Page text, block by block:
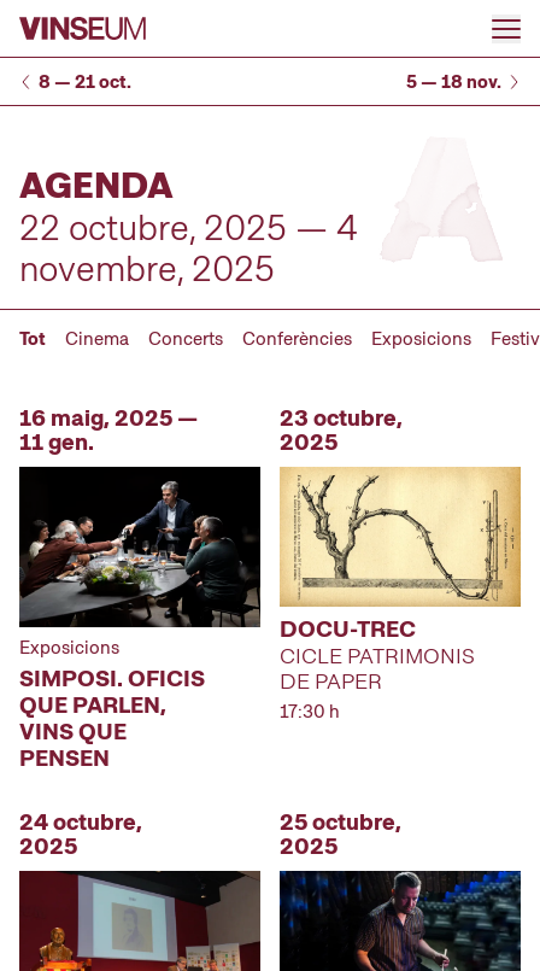
Anar al contingut
8 — 21 oct. 5 — 18 nov.
AGENDA
22 octubre, 2025 — 4
novembre, 2025
Tot Cinema Concerts Conferències Exposicions
16 maig, 2025 —
11 gen.
Exposicions
SIMPOSI. OFICIS
QUE PARLEN,
VINS QUE
PENSEN
23 octubre,
2025
DOCU-TREC
CICLE PATRIMONIS
DE PAPER
17:30 h
24 octubre,
2025
25 octubre,
2025